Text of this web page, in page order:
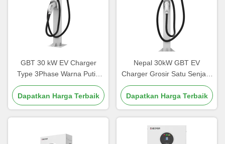
GBT 30 kW EV Charger
Type 3Phase Warna Putih
OEM LOGO Pengisian
Baterai China Manufacturer
Dapatkan Harga Terbaik
Nepal 30kW GBT EV
Charger Grosir Satu Senjata
5 Meter OCPP Penggunaan
Komersial Stasiun Pengisian
Kathmandu
Dapatkan Harga Terbaik